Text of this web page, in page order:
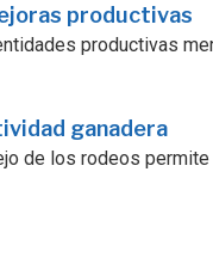
productivas
productivas
ganadera
de los rodeos